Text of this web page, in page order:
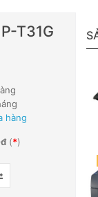
T31G
hàng
(*)